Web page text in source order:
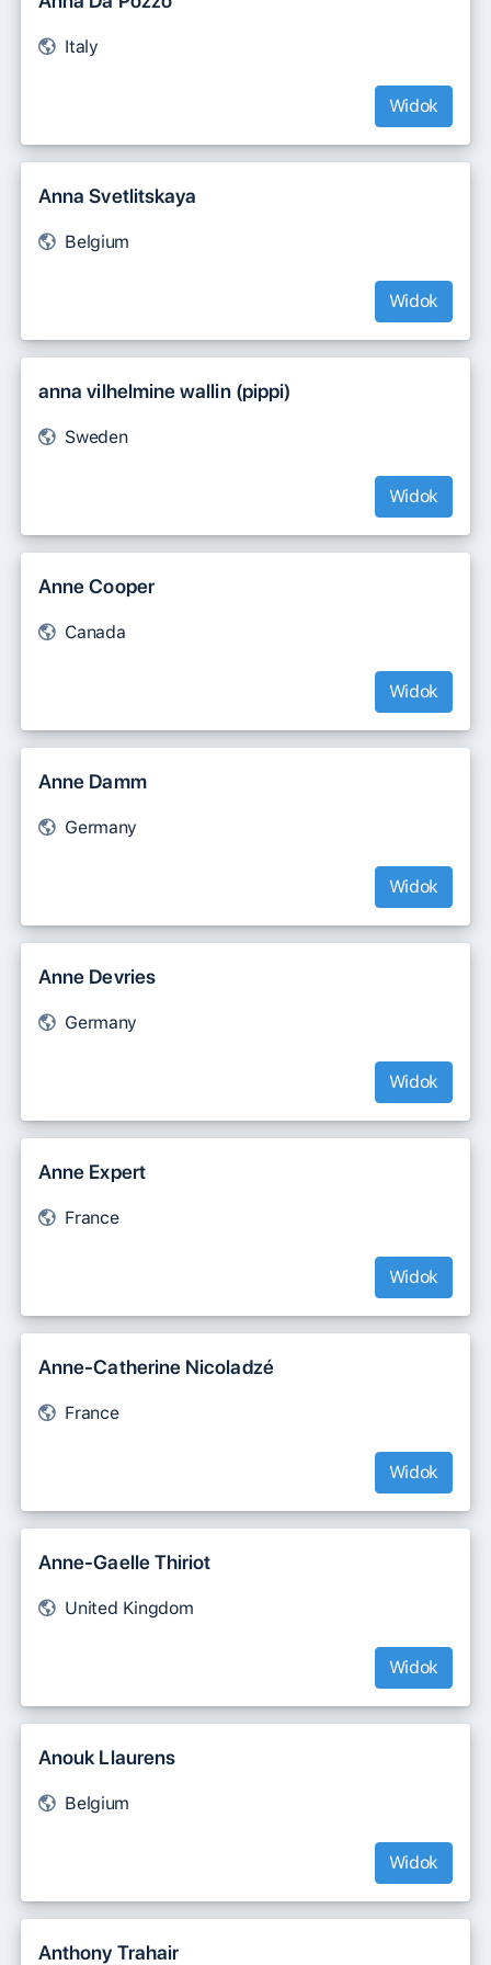
Italy
Widok
Anna Svetlitskaya
Belgium
Widok
anna vilhelmine wallin (pippi)
Sweden
Widok
Anne Cooper
Canada
Widok
Anne Damm
Germany
Widok
Anne Devries
Germany
Widok
Anne Expert
France
Widok
Anne-Catherine Nicoladzé
France
Widok
Anne-Gaelle Thiriot
United Kingdom
Widok
Anouk Llaurens
Belgium
Widok
Anthony Trahair